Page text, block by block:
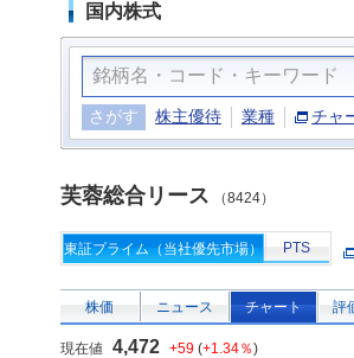
国内株式
さがす 株主優待 業種 チャ
芙蓉総合リース （8424）
東証プライム（当社優先市場） PTS
株価 ニュース チャート 評
現在値 4,472 +59 (+1.34％)